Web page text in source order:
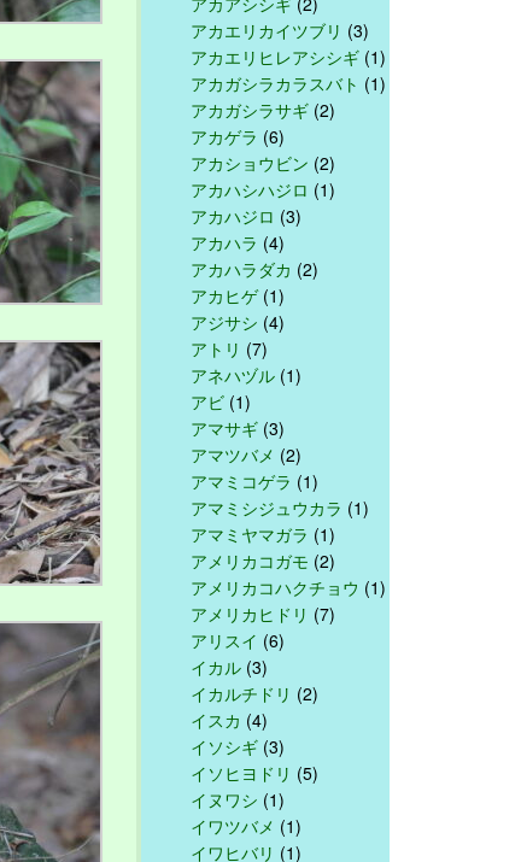
アカエリカイツブリ (3)
アカエリヒレアシシギ (1)
アカガシラカラスバト (1)
アカガシラサギ (2)
アカゲラ (6)
アカショウビン (2)
アカハシハジロ (1)
アカハジロ (3)
アカハラ (4)
アカハラダカ (2)
アカヒゲ(1)
アジサシ (4)
アトリ (7)
アネハヅル (1)
アビ (1)
アマサギ (3)
アマツバメ (2)
アマミコゲラ (1)
アマミシジュウカラ (1)
アマミヤマガラ (1)
アメリカコガモ (2)
アメリカコハクチョウ (1)
アメリカヒドリ (7)
アリスイ (6)
イカル (3)
イカルチドリ (2)
イスカ (4)
イソシギ (3)
イソヒヨドリ (5)
イヌワシ (1)
イワツバメ (1)
イワヒバリ (1)